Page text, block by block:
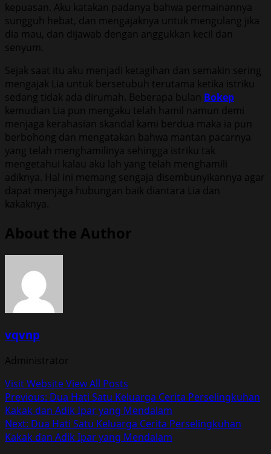
kepuasan. Aku katakan padanya bahwa permainannya
sungguh hebat, dan mengajaknya untuk mengulang jika
dia mau, dan dijawab dengan anggukkan kecil dan
senyum.
Sejak saat itu aku menjadi ketagihan dan semakin sering
mengajak Lia untuk bersetubuh terutama ketika istriku
sedang tidak ada dirumah. Beberapa bulan Bokep
kemudian Lia pun mengaku telah hamil namun demi
menjaga kerahasian skandal kami berdua maka ia pun
berbohong dan mengatakan bahwa mantan pacarnya
yang telah menghamilinya sehingga istriku tak
mengetahui kalau aku lah yang telah menghamili
adiknya. Hal ini memang sengaja disembunyikannya agar
dapat menjaga hubungan baik diantara Lia dan
kakaknya.
About the Author
vqvnp
Administrator
Visit WebsiteView All Posts
Post
navigation
Previous: Dua Hati Satu Keluarga Cerita Perselingkuhan
Kakak dan Adik Ipar yang Mendalam
Next: Dua Hati Satu Keluarga Cerita Perselingkuhan
Kakak dan Adik Ipar yang Mendalam